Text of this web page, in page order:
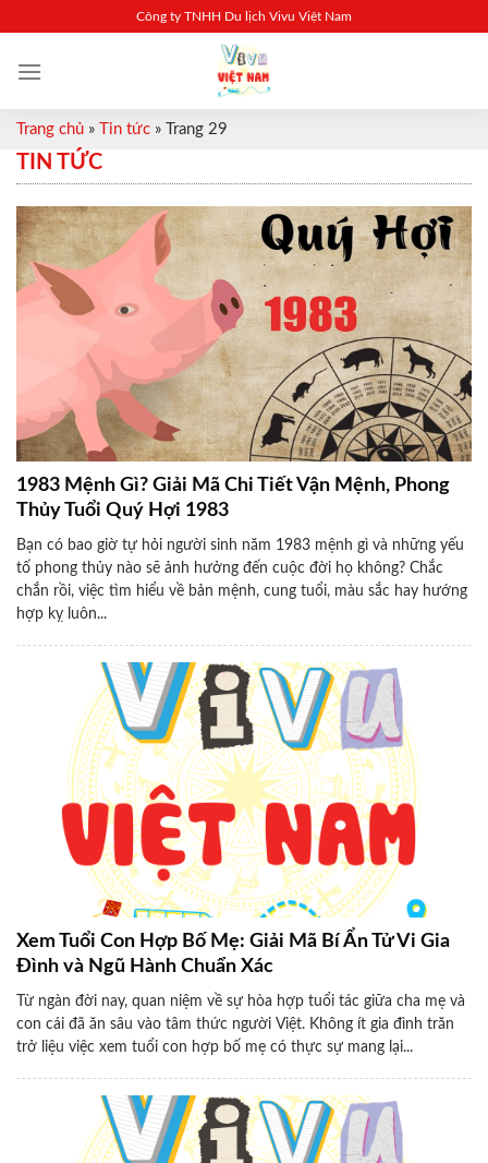
content
Công ty TNHH Du lịch Vivu Việt Nam
Trang chủ » Tin tức » Trang 29
TIN TỨC
1983 Mệnh Gì? Giải Mã Chi Tiết Vận Mệnh, Phong
Thủy Tuổi Quý Hợi 1983
Bạn có bao giờ tự hỏi người sinh năm 1983 mệnh gì và những yếu
tố phong thủy nào sẽ ảnh hưởng đến cuộc đời họ không? Chắc
chắn rồi, việc tìm hiểu về bản mệnh, cung tuổi, màu sắc hay hướng
hợp kỵ luôn...
Xem Tuổi Con Hợp Bố Mẹ: Giải Mã Bí Ẩn Tử Vi Gia
Đình và Ngũ Hành Chuẩn Xác
Từ ngàn đời nay, quan niệm về sự hòa hợp tuổi tác giữa cha mẹ và
con cái đã ăn sâu vào tâm thức người Việt. Không ít gia đình trăn
trở liệu việc xem tuổi con hợp bố mẹ có thực sự mang lại...